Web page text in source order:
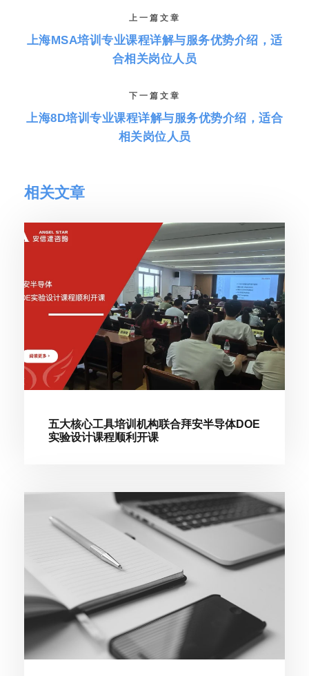
上一篇文章
上海MSA培训专业课程详解与服务优势介绍，适
合相关岗位人员
下一篇文章
上海8D培训专业课程详解与服务优势介绍，适合
相关岗位人员
相关文章
五大核心工具培训机构联合拜安半导体DOE
实验设计课程顺利开课